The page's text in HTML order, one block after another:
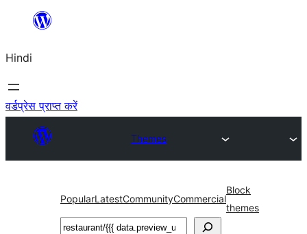
सामग्री
जाएं
Hindi
वर्डप्रेस प्राप्त करें
Themes
PopularLatestCommunityCommercial
Block
themes
खोजें